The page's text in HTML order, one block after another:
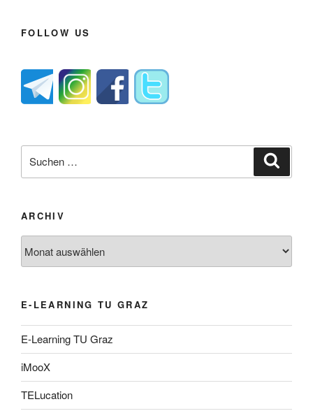
FOLLOW US
nach:
ARCHIV
E-LEARNING TU GRAZ
E-Learning TU Graz
iMooX
TELucation